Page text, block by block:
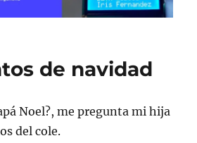
de navidad
Noel?, me pregunta mi hija
del cole.